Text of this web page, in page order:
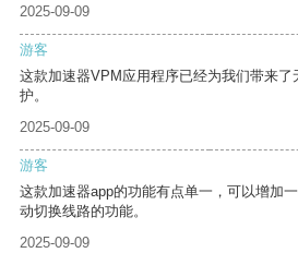
2025-09-09
游客
这款加速器VPM应用程序已经为我们带来
护。
2025-09-09
游客
这款加速器app的功能有点单一，可以增加
动切换线路的功能。
2025-09-09